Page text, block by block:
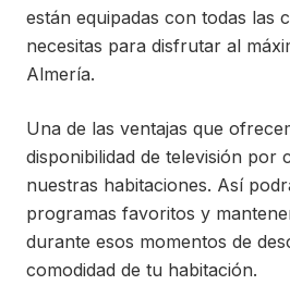
están equipadas con todas las
necesitas para disfrutar al
Almería.
Una de las ventajas que
disponibilidad de televisión por
nuestras habitaciones. Así
programas favoritos y
durante esos momentos de
comodidad de tu habitación.